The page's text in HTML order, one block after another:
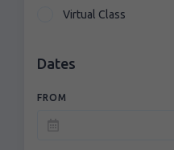
Virtual Class
Dates
FROM